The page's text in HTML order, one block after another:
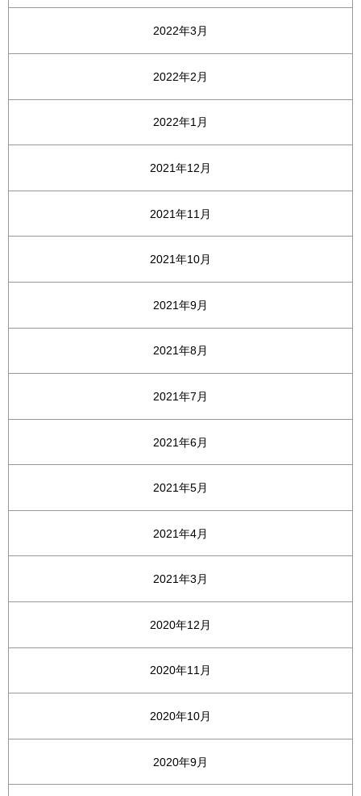
2022年3月
2022年2月
2022年1月
2021年12月
2021年11月
2021年10月
2021年9月
2021年8月
2021年7月
2021年6月
2021年5月
2021年4月
2021年3月
2020年12月
2020年11月
2020年10月
2020年9月